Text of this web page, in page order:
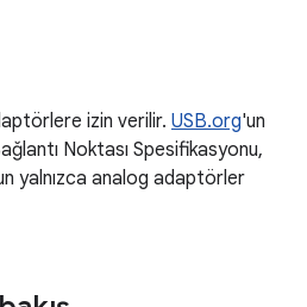
izin verilir. USB.org'un
Noktası Spesifikasyonu,
yalnızca analog adaptörler